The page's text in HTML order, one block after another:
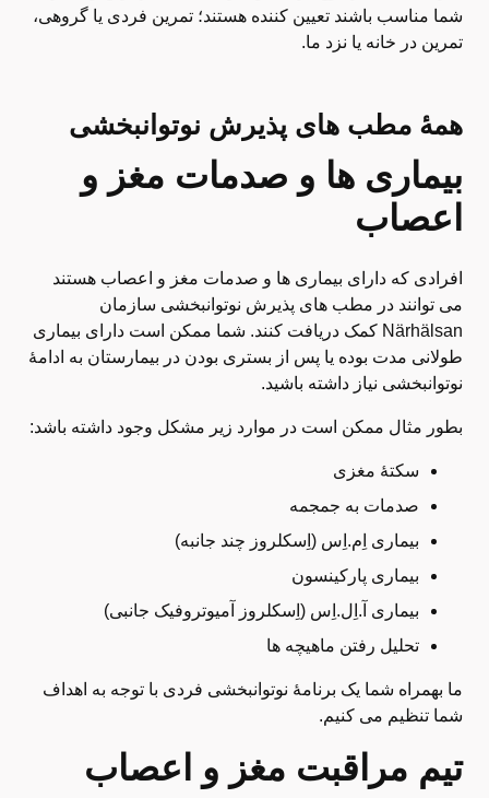
شما مناسب باشند تعیین کننده هستند؛ تمرین فردی یا گروهی،
تمرین در خانه یا نزد ما.
همۀ مطب های پذیرش نوتوانبخشی
بیماری ها و صدمات مغز و
اعصاب
افرادی که دارای بیماری ها و صدمات مغز و اعصاب هستند
می توانند در مطب های پذیرش نوتوانبخشی سازمان
Närhälsan کمک دریافت کنند. شما ممکن است دارای بیماری
طولانی مدت بوده یا پس از بستری بودن در بیمارستان به ادامۀ
نوتوانبخشی نیاز داشته باشید.
بطور مثال ممکن است در موارد زیر مشکل وجود داشته باشد:
سکتۀ مغزی
صدمات به جمجمه
بیماری اِم.اِس (اِسکلروز چند جانبه)
بیماری پارکینسون
بیماری آ.اِل.اِس (اِسکلروز آمیوتروفیک جانبی)
تحلیل رفتن ماهیچه ها
ما بهمراه شما یک برنامۀ نوتوانبخشی فردی با توجه به اهداف
شما تنظیم می کنیم.
تیم مراقبت مغز و اعصاب